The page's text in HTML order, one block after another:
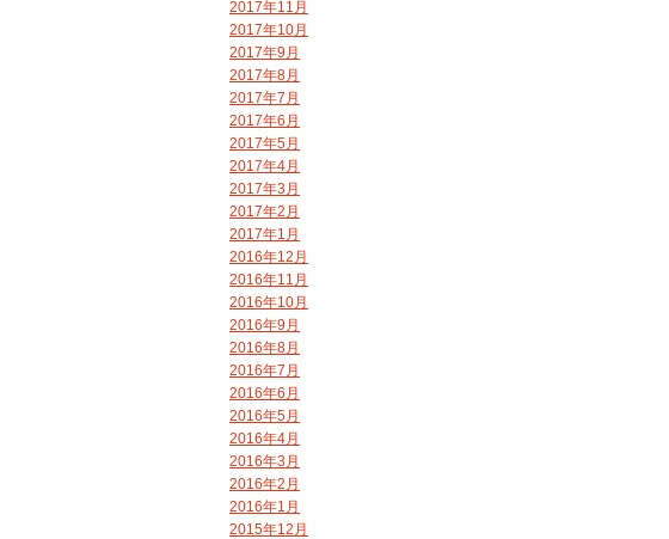
2017年11月
2017年10月
2017年9月
2017年8月
2017年7月
2017年6月
2017年5月
2017年4月
2017年3月
2017年2月
2017年1月
2016年12月
2016年11月
2016年10月
2016年9月
2016年8月
2016年7月
2016年6月
2016年5月
2016年4月
2016年3月
2016年2月
2016年1月
2015年12月